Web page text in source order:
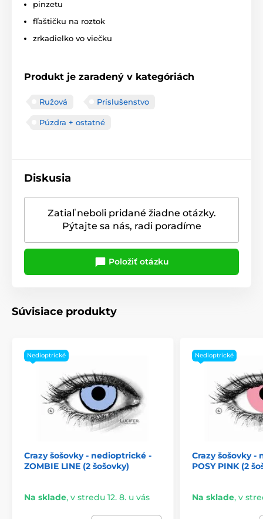
pinzetu
fľaštičku na roztok
zrkadielko vo viečku
Produkt je zaradený v kategóriách
Ružová Príslušenstvo
Púzdra + ostatné
Diskusia
Zatiaľ neboli pridané žiadne otázky.
Pýtajte sa nás, radi poradíme
Položiť otázku
Súvisiace produkty
Nedioptrické
Crazy šošovky - nedioptrické -
ZOMBIE LINE (2 šošovky)
Na sklade, v stredu 12. 8. u vás
Nedioptrické
Crazy šošovky -
POSY PINK (2
Na sklade, v